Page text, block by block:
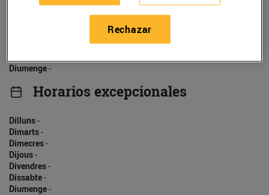
Diumenge-
Horarios excepcionales
Dilluns-
Dimarts-
Dimecres-
Dijous-
Divendres-
Dissabte-
Diumenge-
Rechazar